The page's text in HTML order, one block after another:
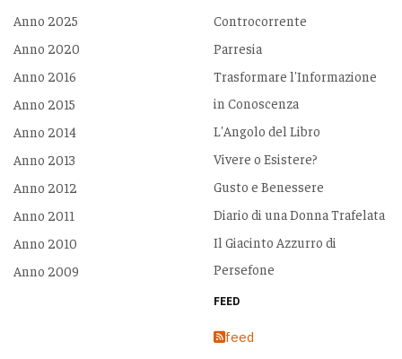
Anno 2025
Anno 2020
Anno 2016
Anno 2015
Anno 2014
Anno 2013
Anno 2012
Anno 2011
Anno 2010
Anno 2009
Controcorrente
Parresia
Trasformare l'Informazione
in Conoscenza
L'Angolo del Libro
Vivere o Esistere?
Gusto e Benessere
Diario di una Donna Trafelata
Il Giacinto Azzurro di
Persefone
FEED
feed